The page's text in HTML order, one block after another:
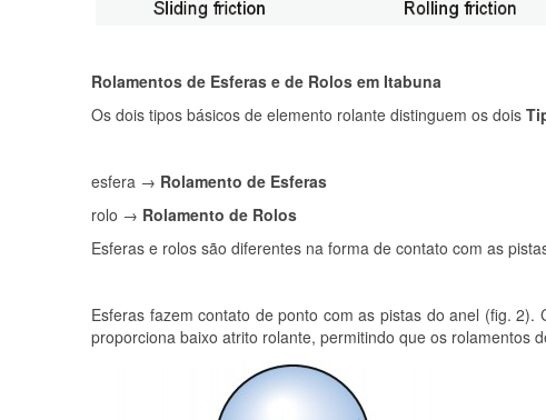
Rolamentos de Esferas e de Rolos em Itabuna
Os dois tipos básicos de elemento rolante distinguem os dois
esfera → Rolamento de Esferas
rolo → Rolamento de Rolos
Esferas e rolos são diferentes na forma de contato com as
Esferas fazem contato de ponto com as pistas do anel (fig.
proporciona baixo atrito rolante, permitindo que os rolamentos